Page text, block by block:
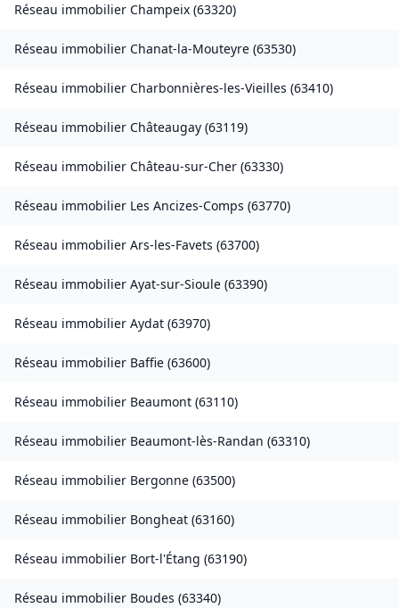
Réseau immobilier Champeix (63320)
Réseau immobilier Chanat-la-Mouteyre (63530)
Réseau immobilier Charbonnières-les-Vieilles (63410)
Réseau immobilier Châteaugay (63119)
Réseau immobilier Château-sur-Cher (63330)
Réseau immobilier Les Ancizes-Comps (63770)
Réseau immobilier Ars-les-Favets (63700)
Réseau immobilier Ayat-sur-Sioule (63390)
Réseau immobilier Aydat (63970)
Réseau immobilier Baffie (63600)
Réseau immobilier Beaumont (63110)
Réseau immobilier Beaumont-lès-Randan (63310)
Réseau immobilier Bergonne (63500)
Réseau immobilier Bongheat (63160)
Réseau immobilier Bort-l'Étang (63190)
Réseau immobilier Boudes (63340)